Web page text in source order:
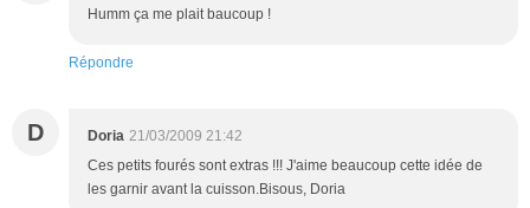
Humm ça me plait baucoup !
Répondre
D Doria 21/03/2009 21:42
Ces petits fourés sont extras !!! J'aime beaucoup cette idée de
les garnir avant la cuisson.Bisous, Doria